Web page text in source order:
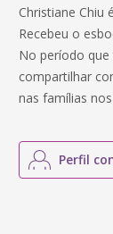
Christiane Chiu
Recebeu o
No período
compartilhar
nas famílias
Perfil